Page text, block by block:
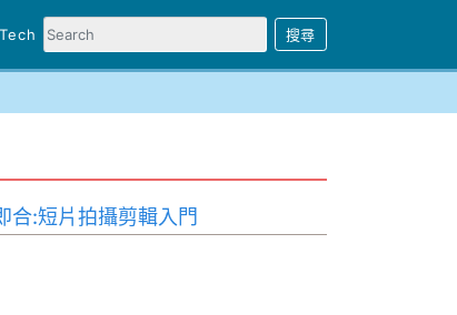
合:短片拍攝剪輯入門